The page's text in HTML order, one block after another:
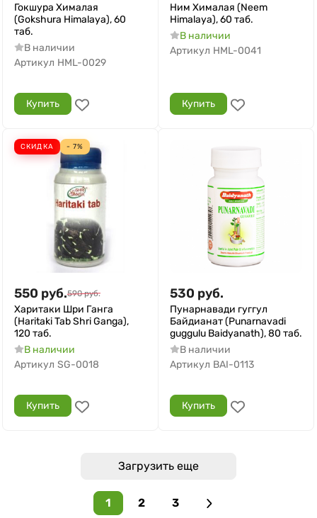
Гокшура Хималая
(Gokshura Himalaya), 60
таб.
В наличии
Артикул HML-0029
Купить
Ним Хималая (Neem
Himalaya), 60 таб.
В наличии
Артикул HML-0041
Купить
СКИДКА - 7%
550 руб.590 руб.
Харитаки Шри Ганга
(Haritaki Tab Shri Ganga),
120 таб.
В наличии
Артикул SG-0018
Купить
530 руб.
Пунарнавади гуггул
Байдианат (Punarnavadi
guggulu Baidyanath), 80 таб.
В наличии
Артикул BAI-0113
Купить
Загрузить еще
1 2 3